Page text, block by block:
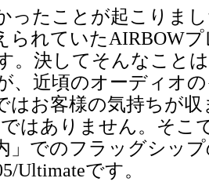
ったことが起こりま
られていたAIRBOW
。決してそんなこと
、近頃のオーディオ
はお客様の気持ちが
ではありません。そ
」でのフラッグシッ
Ultimateです。